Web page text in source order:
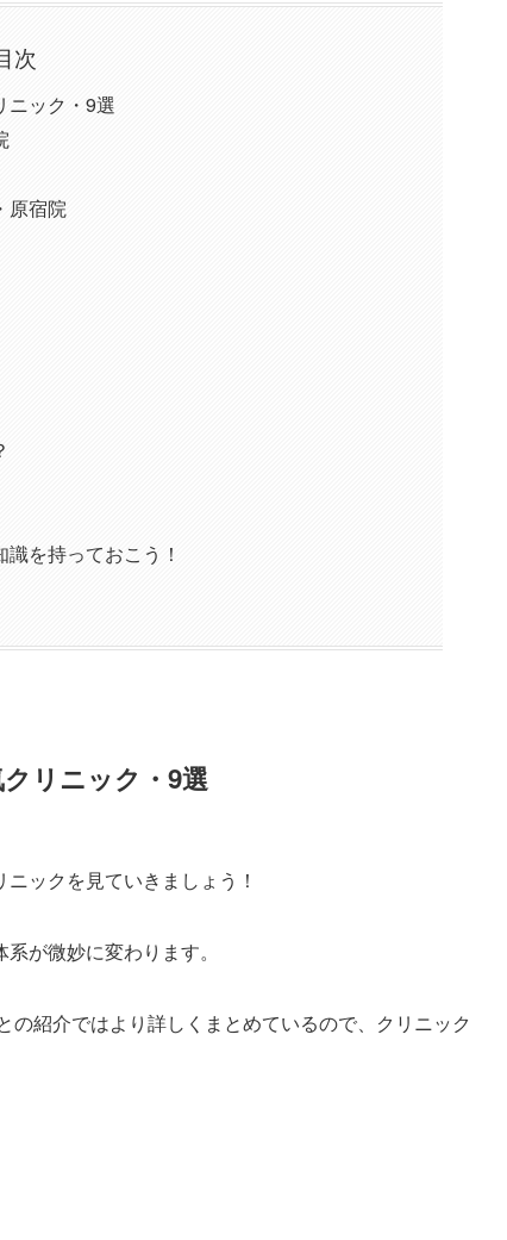
次
ニック・9選
原宿院
を持っておこう！
リニック・9選
ックを見ていきましょう！
が微妙に変わります。
の紹介ではより詳しくまとめているので、クリニック